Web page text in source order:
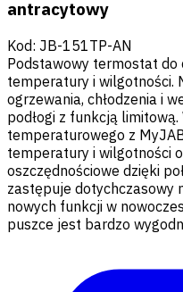
antracytowy
Kod: JB-151TP-AN
Podstawowy termostat
temperatury i wilgotności.
ogrzewania, chłodzenia i
podłogi z funkcją
temperaturowego z
temperatury i wilgotności
oszczędnościowe dzięki
zastępuje dotychczasowy
nowych funkcji w
puszce jest bardzo